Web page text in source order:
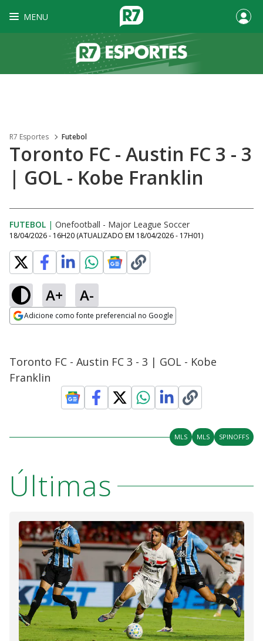
MENU
R7 Esportes Futebol
Toronto FC - Austin FC 3 - 3
| GOL - Kobe Franklin
FUTEBOL | Onefootball - Major League Soccer
18/04/2026 - 16H20 (ATUALIZADO EM 18/04/2026 - 17H01)
A+ A-
Adicione como fonte preferencial no Google
Toronto FC - Austin FC 3 - 3 | GOL - Kobe
Franklin
MLS MLS SPINOFFS
Últimas